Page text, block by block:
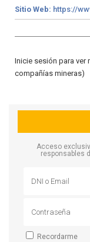
Sitio Web: https://
Inicie sesión para
compañías mineras)
Acceso
responsables
Recordarme